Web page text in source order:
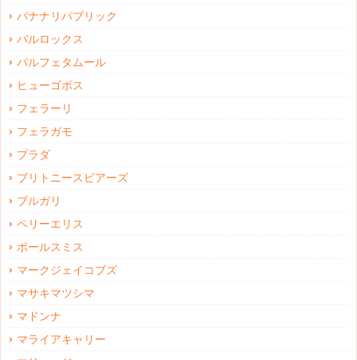
バナナリパブリック
パルロックス
パルフェタムール
ヒューゴボス
フェラーリ
フェラガモ
プラダ
ブリトニースピアーズ
ブルガリ
ペリーエリス
ポールスミス
マークジェイコブズ
マサキマツシマ
マドンナ
マライアキャリー